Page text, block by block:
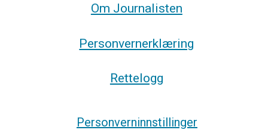
Om Journalisten
Personvernerklæring
Rettelogg
Personverninnstillinger